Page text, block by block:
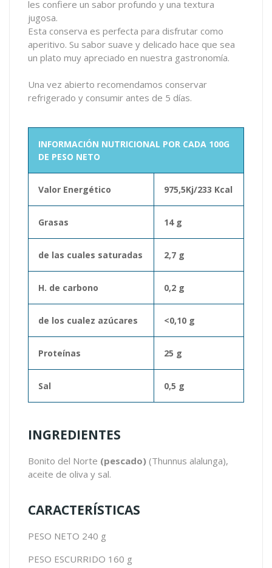
les confiere un sabor profundo y una textura
jugosa.
Esta conserva es perfecta para disfrutar como
aperitivo. Su sabor suave y delicado hace que sea
un plato muy apreciado en nuestra gastronomía.
Una vez abierto recomendamos conservar
refrigerado y consumir antes de 5 días.
INFORMACIÓN NUTRICIONAL POR CADA 100G
DE PESO NETO
Valor Energético 975,5Kj/233 Kcal
Grasas 14 g
de las cuales saturadas 2,7 g
H. de carbono 0,2 g
de los cualez azúcares <0,10 g
Proteínas 25 g
Sal 0,5 g
INGREDIENTES
Bonito del Norte (pescado) (Thunnus alalunga),
aceite de oliva y sal.
CARACTERÍSTICAS
PESO NETO 240 g
PESO ESCURRIDO 160 g